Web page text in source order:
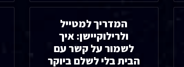
המדריך למטייל
ולרילוקיישן: איך
לשמור על קשר עם
הבית בלי לשלם ביוקר